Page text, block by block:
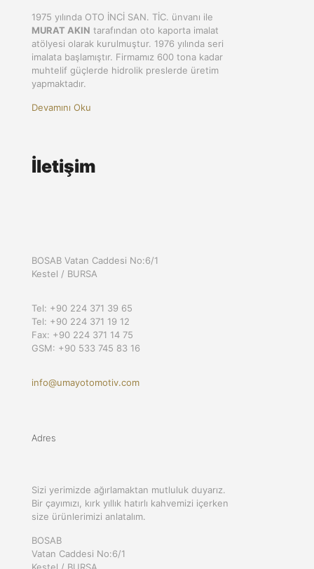
1975 yılında OTO İNCİ SAN. TİC. ünvanı ile
MURAT AKIN tarafından oto kaporta imalat
atölyesi olarak kurulmuştur. 1976 yılında seri
imalata başlamıştır. Firmamız 600 tona kadar
muhtelif güçlerde hidrolik preslerde üretim
yapmaktadır.
Devamını Oku
İletişim
BOSAB Vatan Caddesi No:6/1
Kestel / BURSA
Tel: +90 224 371 39 65
Tel: +90 224 371 19 12
Fax: +90 224 371 14 75
GSM: +90 533 745 83 16
info@umayotomotiv.com
Adres
Sizi yerimizde ağırlamaktan mutluluk duyarız.
Bir çayımızı, kırk yıllık hatırlı kahvemizi içerken
size ürünlerimizi anlatalım.
BOSAB
Vatan Caddesi No:6/1